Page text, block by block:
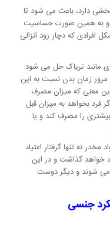
دارد، باعث می شود تا
و به همین صورت حساسیت
که دچار زود انزالی
مانند تریاک حل می شود
زمان بدن نسبت به این
معنی که میزان مصرف
فرد بخواهد به میزان قبل
را مصرف کند و یا
نه تنها گرفتار اعتیاد
خواهد گذاشت و در این
می شوند و دیگر دوست
جنسی